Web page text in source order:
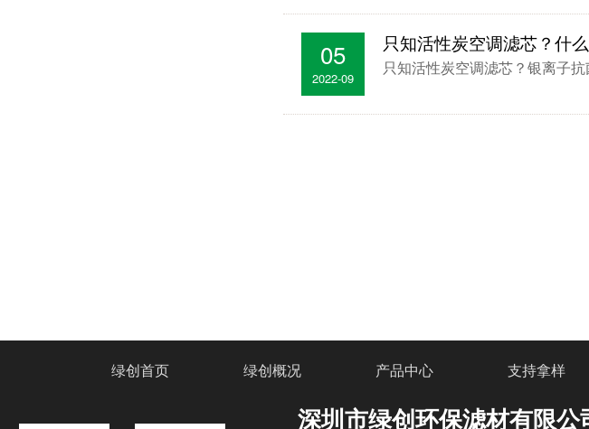
只知活性炭空调滤芯？什
05
2022-09
只知活性炭空调滤芯？银离子
光触媒净化的原理光触媒在太阳光或灯光（紫外线）
袋式过滤器简介及应用范围-深圳绿创F9中效袋式空气过滤器
袋式过滤器简介及应用范围产地：深圳框 架： 铝合
深圳市绿创环保滤材有限公
绿创首页 绿创概况 产品中心 支持拿样